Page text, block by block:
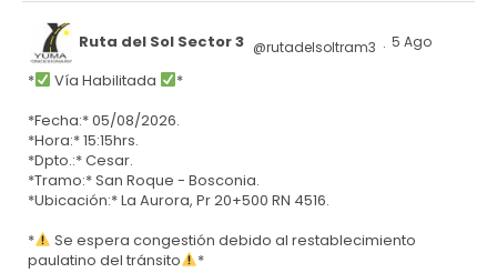
Ruta del Sol Sector 3 @rutadelsoltram3 · 5 Ago
* Vía Habilitada
*
*Fecha:* 05/08/2026.
*Hora:* 15:15hrs.
*Dpto.:* Cesar.
*Tramo:* San Roque - Bosconia.
*Ubicación:* La Aurora, Pr 20+500 RN 4516.
*
Se espera congestión debido al restablecimiento
paulatino del tránsito
*